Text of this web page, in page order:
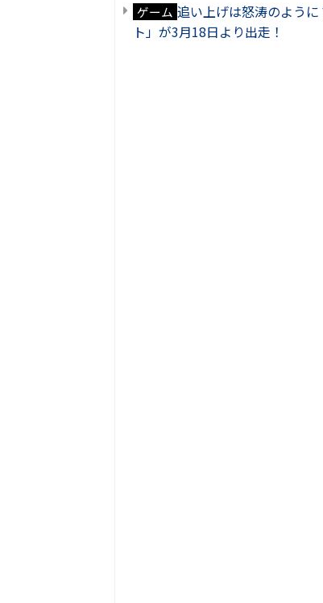
ゲーム 追い上げは怒涛のよう
ト」が3月18日より出走！